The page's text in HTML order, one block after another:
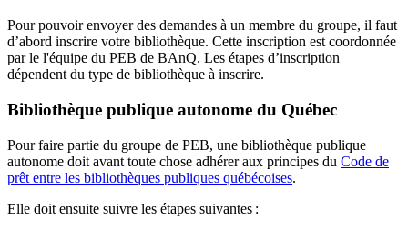
Pour pouvoir envoyer des demandes à un membre du groupe, il faut
d’abord inscrire votre bibliothèque. Cette inscription est coordonnée
par le l'équipe du PEB de BAnQ. Les étapes d’inscription
dépendent du type de bibliothèque à inscrire.
Bibliothèque publique autonome du Québec
Pour faire partie du groupe de PEB, une bibliothèque publique
autonome doit avant toute chose adhérer aux principes du Code de
prêt entre les bibliothèques publiques québécoises.
Elle doit ensuite suivre les étapes suivantes :